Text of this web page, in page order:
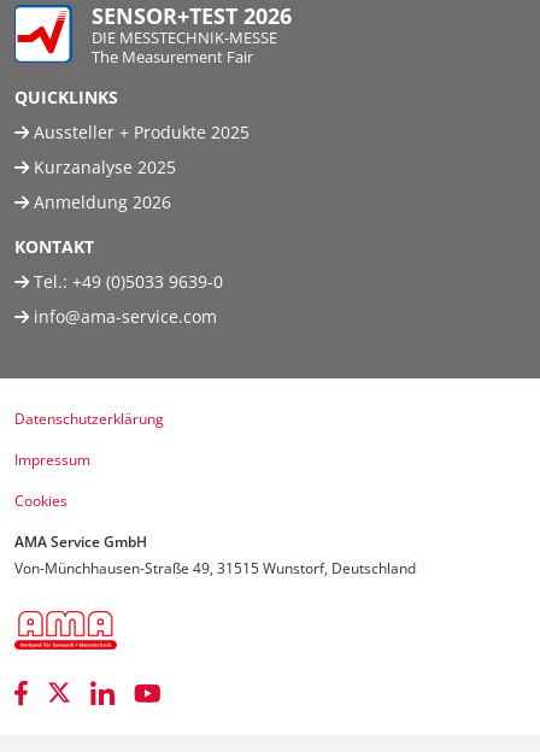
SENSOR+TEST 2026
DIE MESSTECHNIK-MESSE
The Measurement Fair
QUICKLINKS
Aussteller + Produkte 2025
Kurzanalyse 2025
Anmeldung 2026
KONTAKT
Tel.: +49 (0)5033 9639-0
info@ama-service.com
Datenschutzerklärung
Impressum
Cookies
AMA Service GmbH
Von-Münchhausen-Straße 49, 31515 Wunstorf, Deutschland